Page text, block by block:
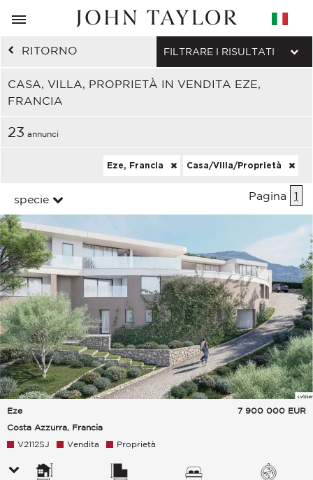
RITORNO
CASA, VILLA, PROPRIETÀ IN VENDITA EZE,
FRANCIA
FILTRARE I RISULTATI
23 annunci
Eze, Francia Casa/Villa/Proprietà
specie Pagina 1
Eze
Costa Azzurra, Francia
7 900 000 EUR
V2112SJ Vendita Proprietà